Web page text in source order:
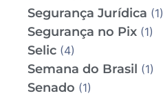
Segurança Jurídica (1)
Segurança no Pix (1)
Selic (4)
Semana do Brasil (1)
Senado (1)